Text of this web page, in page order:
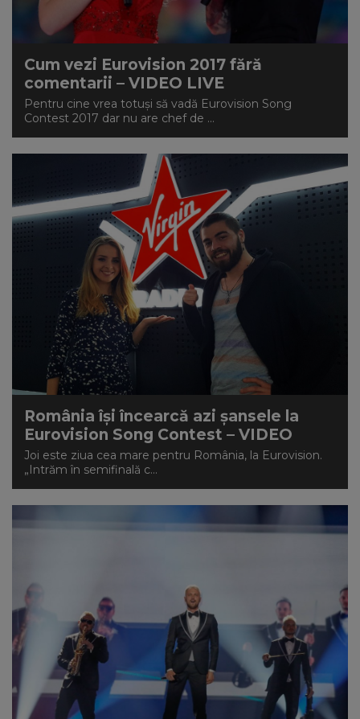
Cum vezi Eurovision 2017 fără
comentarii – VIDEO LIVE
Pentru cine vrea totuși să vadă Eurovision Song
Contest 2017 dar nu are chef de ...
România își încearcă azi șansele la
Eurovision Song Contest – VIDEO
Joi este ziua cea mare pentru România, la Eurovision.
„Intrăm în semifinală c...